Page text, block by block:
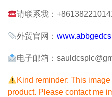
请联系我：
外贸官网：
电子邮箱：
Kind reminder: This
product. Please contact me